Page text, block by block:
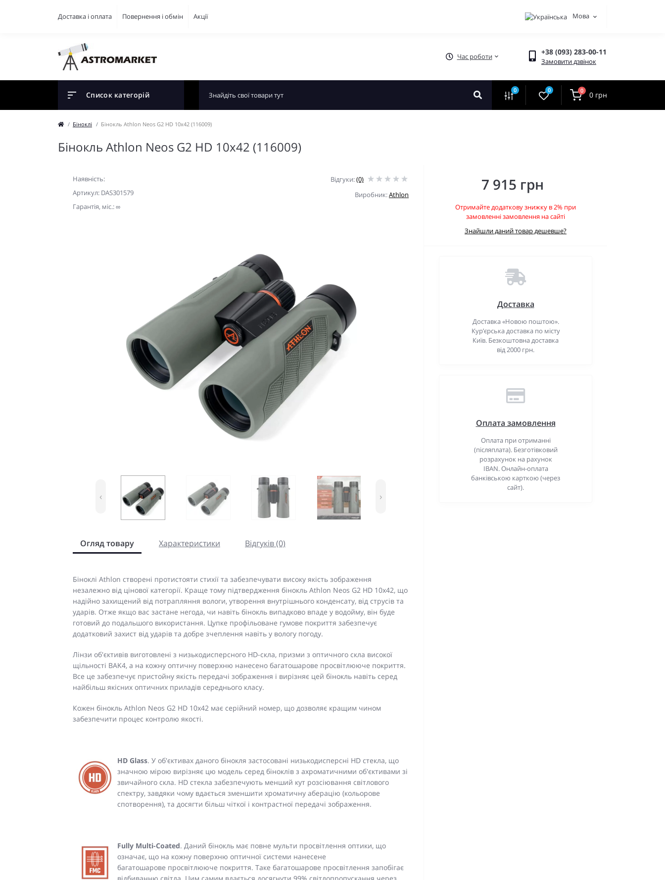
Доставка і оплата Повернення і обмін Акції Мова
Час роботи +38 (093) 283-00-11
Замовити дзвінок
Список категорій 0 0 0 0 грн
Біноклі Бінокль Athlon Neos G2 HD 10x42 (116009)
Бінокль Athlon Neos G2 HD 10x42 (116009)
Наявність:
Артикул: DAS301579
Гарантiя, мic.: ∞
Відгуки:(0)
Виробник:Athlon
‹ ›
Огляд товару Характеристики Відгуків (0)
Біноклі Athlon створені протистояти стихії та забезпечувати високу якість зображення
незалежно від цінової категорії. Краще тому підтвердження бінокль Athlon Neos G2 HD 10x42, що
надійно захищений від потрапляння вологи, утворення внутрішнього конденсату, від струсів та
ударів. Отже якщо вас застане негода, чи навіть бінокль випадково впаде у водойму, він буде
готовий до подальшого використання. Цупке профільоване гумове покриття забезпечує
додатковий захист від ударів та добре зчеплення навіть у вологу погоду.
Лінзи об'єктивів виготовлені з низькодисперсного HD-скла, призми з оптичного скла високої
щільності BAK4, а на кожну оптичну поверхню нанесено багатошарове просвітлююче покриття.
Все це забезпечує пристойну якість передачі зображення і вирізняє цей бінокль навіть серед
найбільш якісних оптичних приладів середнього класу.
Кожен бінокль Athlon Neos G2 HD 10x42 має серійний номер, що дозволяє кращим чином
забезпечити процес контролю якості.
HD Glass. У об'єктивах даного бінокля застосовані низькодисперсні HD стекла, що
значною мірою вирізняє цю модель серед біноклів з ахроматичними об'єктивами зі
звичайного скла. HD стекла забезпечують менший кут розсіювання світлового
спектру, завдяки чому вдається зменшити хроматичну аберацію (кольорове
спотворення), та досягти більш чіткої і контрастної передачі зображення.
Fully Multi-Coated. Даний бінокль має повне мульти просвітлення оптики, що
означає, що на кожну поверхню оптичної системи нанесене
багатошарове просвітлююче покриття. Таке багатошарове просвітлення запобігає
7 915 грн
Отримайте додаткову знижку в 2% при
замовленні замовлення на сайті
Знайшли даний товар дешевше?
Доставка
Доставка «Новою поштою».
Кур’єрська доставка по місту
Київ. Безкоштовна доставка
від 2000 грн.
Оплата замовлення
Оплата при отриманні
(післяплата). Безготівковий
розрахунок на рахунок
IBAN. Онлайн-оплата
банківською карткою (через
сайт).